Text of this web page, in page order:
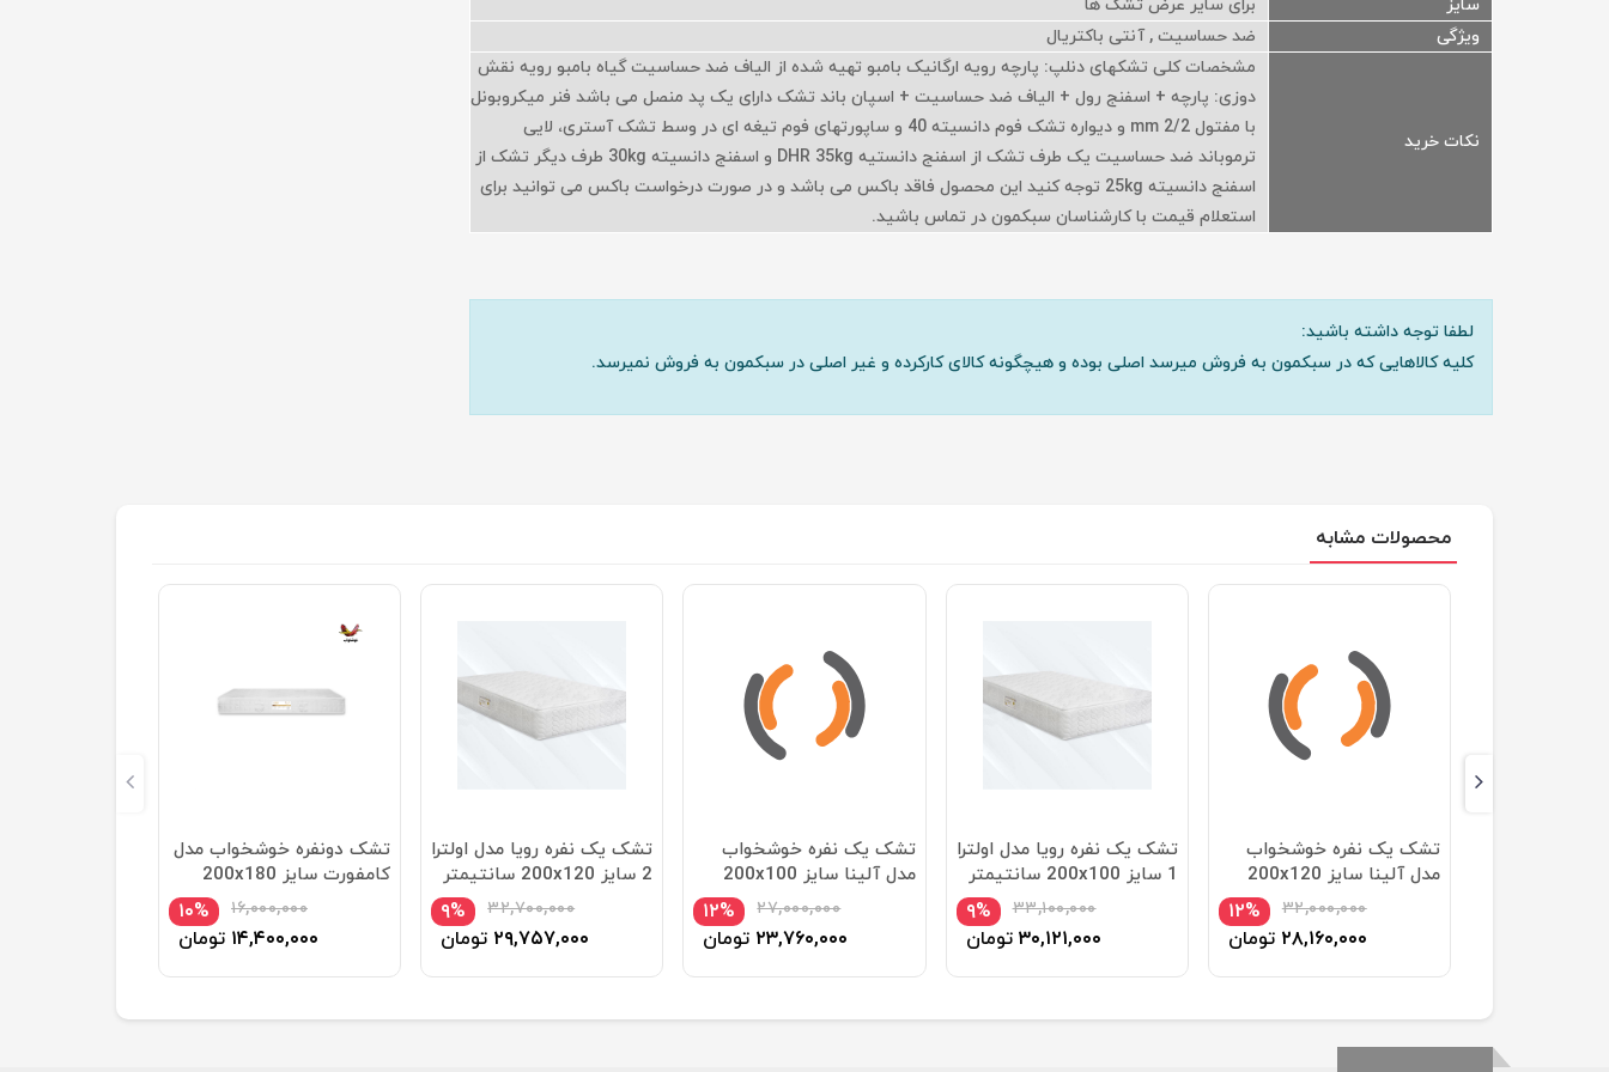
سایز
برای سایر عرض تشک ها
ویژگی
ضد حساسیت , آنتی باکتریال
نکات خرید
مشخصات کلی تشکهای دنلپ: پارچه رویه ارگانیک بامبو تهیه شده از الیاف ضد حساسیت گیاه بامبو رویه نقش
دوزی: پارچه + اسفنج رول + الیاف ضد حساسیت + اسپان باند تشک دارای یک پد منصل می باشد فنر میکروبونل
با مفتول mm 2/2 و دیواره تشک فوم دانسیته 40 و ساپورتهای فوم تیغه ای در وسط تشک آستری، لایی
ترموباند ضد حساسیت یک طرف تشک از اسفنج دانستیه DHR 35kg و اسفنج دانسیته 30kg طرف دیگر تشک از
اسفنج دانسیته 25kg توجه کنید این محصول فاقد باکس می باشد و در صورت درخواست باکس می توانید برای
استعلام قیمت با کارشناسان سبکمون در تماس باشید.
لطفا توجه داشته باشید:
کلیه کالاهایی که در سبکمون به فروش میرسد اصلی بوده و هیچگونه کالای کارکرده و غیر اصلی در سبکمون به فروش نمیرسد.
محصولات مشابه
تشک دونفره خوشخواب مدل
کامفورت سایز 200x180
۱۰% ۱۶,۰۰۰,۰۰۰
۱۴,۴۰۰,۰۰۰ تومان
تشک یک نفره رویا مدل اولترا
2 سایز 200x120 سانتیمتر
۹% ۳۲,۷۰۰,۰۰۰
۲۹,۷۵۷,۰۰۰ تومان
تشک یک نفره خوشخواب
مدل آلینا سایز 200x100
سانتی متر
۱۲% ۲۷,۰۰۰,۰۰۰
۲۳,۷۶۰,۰۰۰ تومان
تشک یک نفره رویا مدل اولترا
1 سایز 200x100 سانتیمتر
۹% ۳۳,۱۰۰,۰۰۰
۳۰,۱۲۱,۰۰۰ تومان
تشک یک نفره خوشخواب
مدل آلینا سایز 200x120
سانتی متر
۱۲% ۳۲,۰۰۰,۰۰۰
۲۸,۱۶۰,۰۰۰ تومان